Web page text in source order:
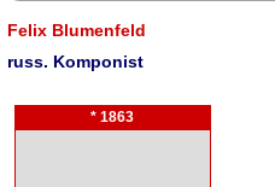
Felix Blumenfeld
russ. Komponist
* 1863